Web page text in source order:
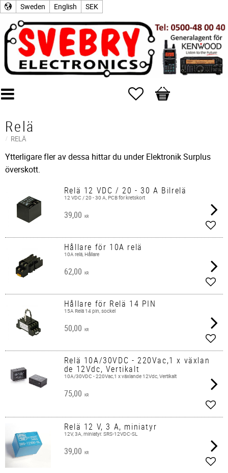
Sweden English SEK
Favorites
Basket
Relä
RELÄ
Ytterligare fler av dessa hittar du under Elektronik Surplus
överskott.
Relä 12 VDC / 20 - 30 A Bilrelä
12 VDC / 20 - 30 A, PCB för kretskort
39,00 KR
Add
Hållare för 10A relä
10A relä, Hållare
62,00 KR
Add
Hållare för Relä 14 PIN
15A Relä 14 pin, sockel
50,00 KR
Add
Relä 10A/30VDC - 220Vac,1 x växlan
de 12Vdc, Vertikalt
10A/30VDC - 220Vac,1 x växlande 12Vdc, Vertikalt
75,00 KR
Add
Relä 12 V, 3 A, miniatyr
12V, 3A, miniatyr. SRS-12VDC-SL
39,00 KR
Add